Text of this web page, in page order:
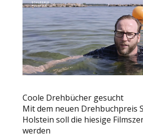
Coole Drehbücher gesucht
Mit dem neuen Drehbuchpreis
Holstein soll die hiesige
werden